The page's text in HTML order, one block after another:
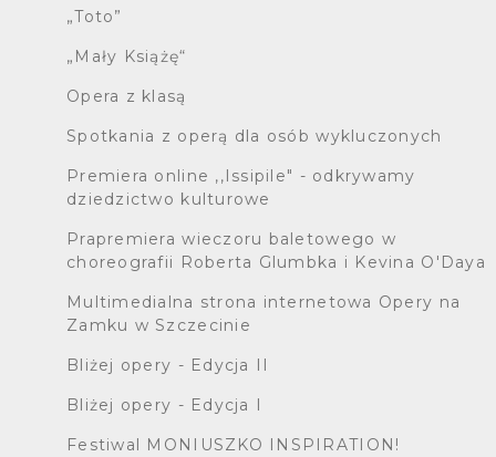
„Toto”
„Mały Książę“
Opera z klasą
Spotkania z operą dla osób wykluczonych
Premiera online ,,Issipile" - odkrywamy
dziedzictwo kulturowe
Prapremiera wieczoru baletowego w
choreografii Roberta Glumbka i Kevina O'Daya
Multimedialna strona internetowa Opery na
Zamku w Szczecinie
Bliżej opery - Edycja II
Bliżej opery - Edycja I
Festiwal MONIUSZKO INSPIRATION!